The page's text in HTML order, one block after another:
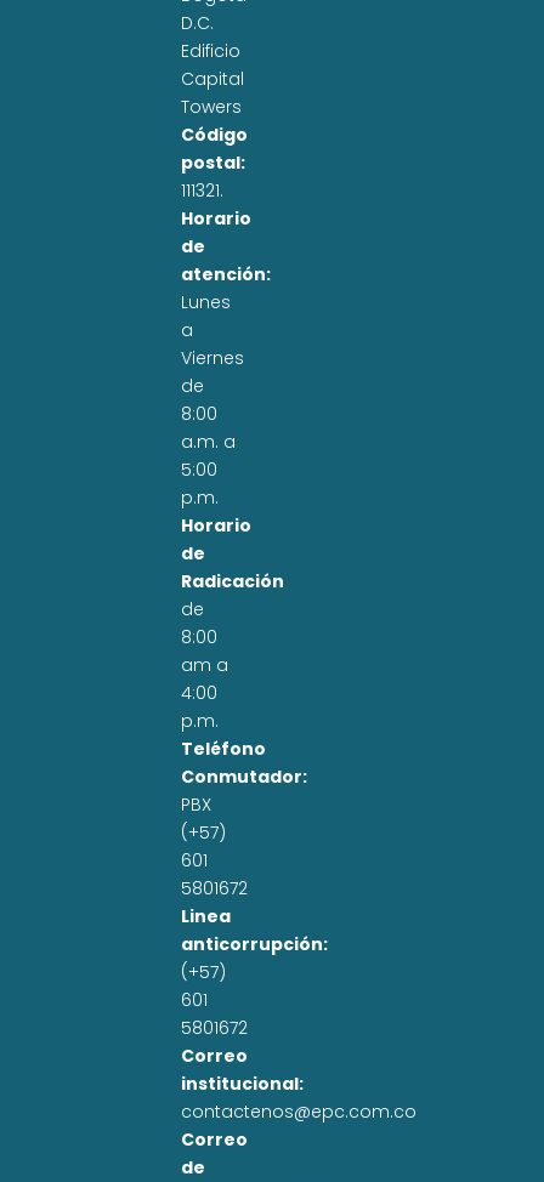
D.C.
Edificio
Capital
Towers
Código
postal:
111321.
Horario
de
atención:
Lunes
a
Viernes
de
8:00
a.m. a
5:00
p.m.
Horario
de
Radicación
de
8:00
am a
4:00
p.m.
Teléfono
Conmutador:
PBX
(+57)
601
5801672
Linea
anticorrupción:
(+57)
601
5801672
Correo
institucional:
contactenos@epc.com.co
Correo
de